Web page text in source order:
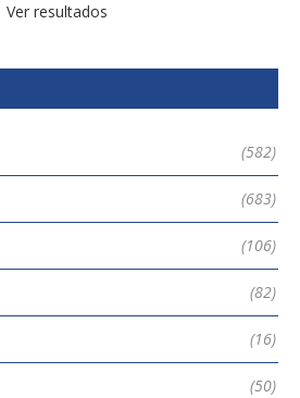
Ver resultados
(582)
(683)
(106)
(82)
(16)
(50)